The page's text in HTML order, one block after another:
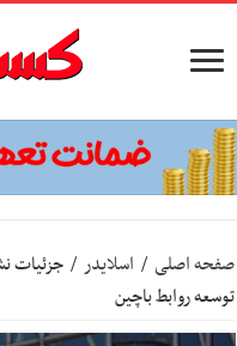
صفحه اصلی / اسلایدر /
توسعه روابط باچین